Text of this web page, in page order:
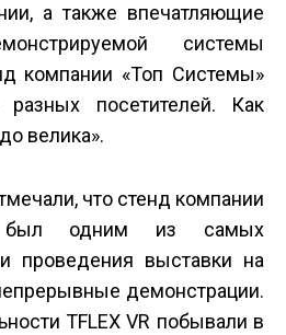
а также впечатляющие
системы
компании «Топ Системы»
посетителей. Как
велика».
что стенд компании
был одним из самых
проведения выставки на
демонстрации.
T­FLEX VR побывали в